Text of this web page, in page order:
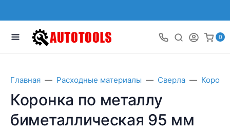
0
Главная Расходные материалы Сверла
Коронка по металлу
биметаллическая 95 мм